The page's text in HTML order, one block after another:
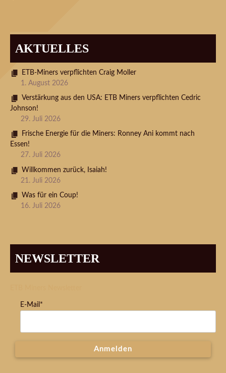
AKTUELLES
ETB-Miners verpflichten Craig Moller
1. August 2026
Verstärkung aus den USA: ETB Miners verpflichten Cedric
Johnson!
29. Juli 2026
Frische Energie für die Miners: Ronney Ani kommt nach
Essen!
27. Juli 2026
Willkommen zurück, Isaiah!
21. Juli 2026
Was für ein Coup!
16. Juli 2026
NEWSLETTER
E-Mail*
Anmelden